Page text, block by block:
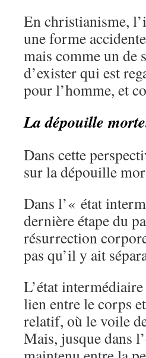
En christianisme,
une forme
mais comme un de
d’exister qui est
pour l’homme, et
La dépouille
Dans cette
sur la dépouille
Dans l’« état
dernière étape du
résurrection
pas qu’il y ait
L’état
lien entre le corps
relatif, où le voile
Mais, jusque dans